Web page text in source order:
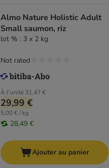
Almo Nature Holistic Adult
Small saumon, riz
lot % : 3 x 2 kg
À l'unité 31,47 €
29,99 €
5,00 € / kg
28,49 €
Not rated
Ajouter au panier